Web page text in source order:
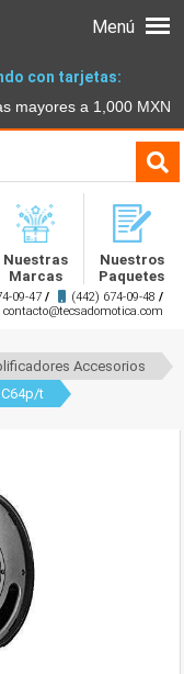
con tarjetas:
mayores a 1,000 MXN
Nuestras
Marcas
Nuestros
Paquetes
09-47 / (442) 674-09-48 /
contacto@tecsadomotica.com
Menú
Accesorios
C64p/t